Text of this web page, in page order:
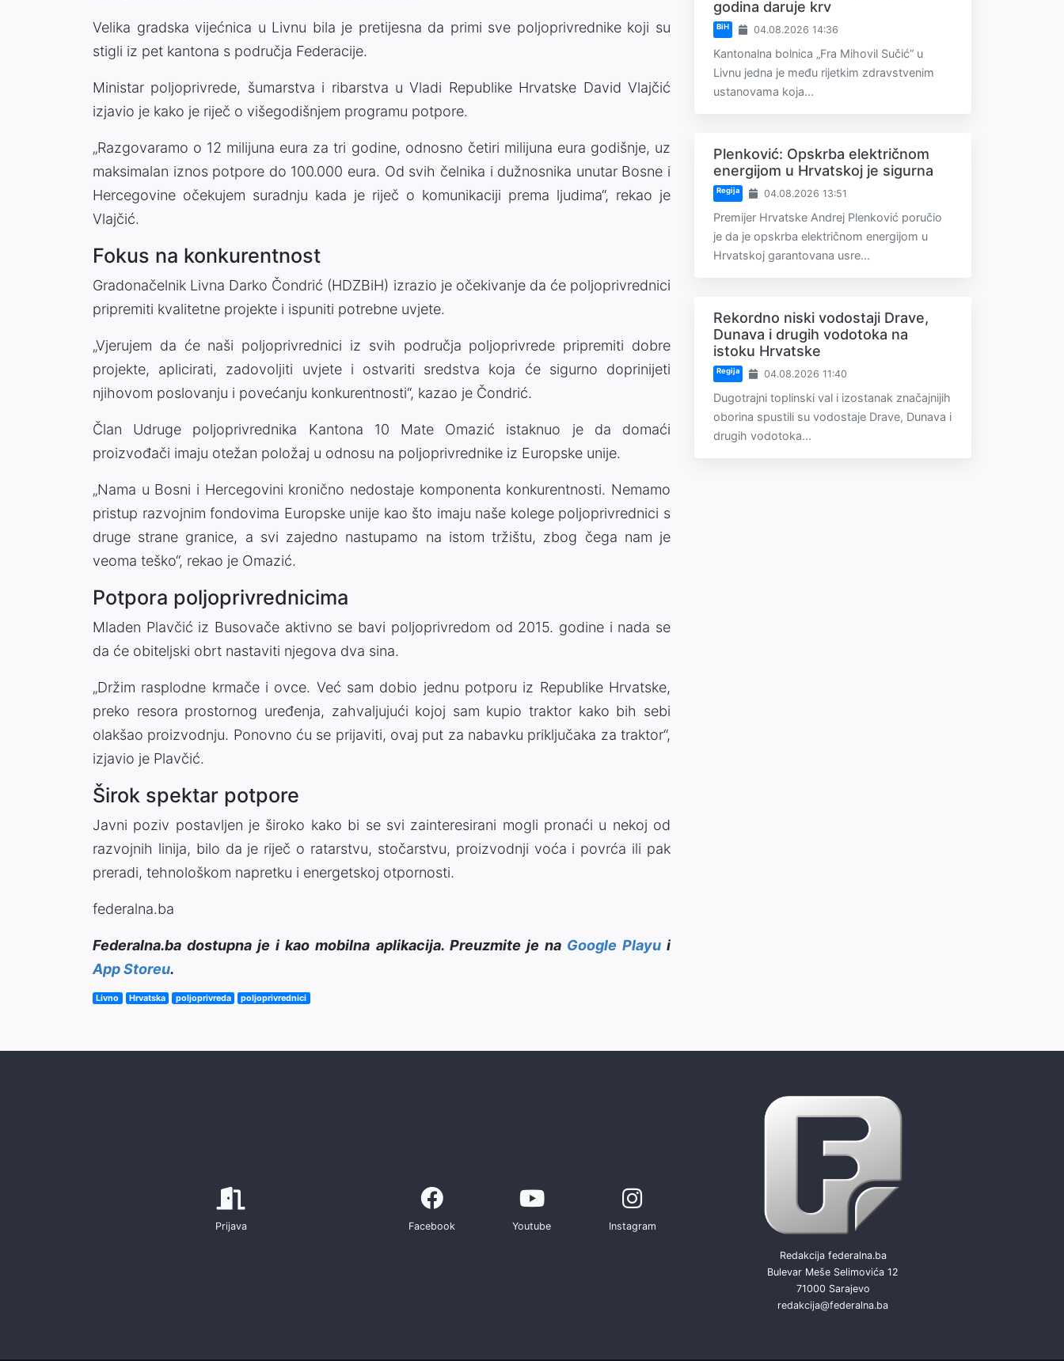
Velika gradska vijećnica u Livnu bila je pretijesna da primi sve poljoprivrednike koji su
stigli iz pet kantona s područja Federacije.
Ministar poljoprivrede, šumarstva i ribarstva u Vladi Republike Hrvatske David Vlajčić
izjavio je kako je riječ o višegodišnjem programu potpore.
„Razgovaramo o 12 milijuna eura za tri godine, odnosno četiri milijuna eura godišnje, uz
maksimalan iznos potpore do 100.000 eura. Od svih čelnika i dužnosnika unutar Bosne i
Hercegovine očekujem suradnju kada je riječ o komunikaciji prema ljudima“, rekao je
Vlajčić.
Fokus na konkurentnost
Gradonačelnik Livna Darko Čondrić (HDZBiH) izrazio je očekivanje da će poljoprivrednici
pripremiti kvalitetne projekte i ispuniti potrebne uvjete.
„Vjerujem da će naši poljoprivrednici iz svih područja poljoprivrede pripremiti dobre
projekte, aplicirati, zadovoljiti uvjete i ostvariti sredstva koja će sigurno doprinijeti
njihovom poslovanju i povećanju konkurentnosti“, kazao je Čondrić.
Član Udruge poljoprivrednika Kantona 10 Mate Omazić istaknuo je da domaći
proizvođači imaju otežan položaj u odnosu na poljoprivrednike iz Europske unije.
„Nama u Bosni i Hercegovini kronično nedostaje komponenta konkurentnosti. Nemamo
pristup razvojnim fondovima Europske unije kao što imaju naše kolege poljoprivrednici s
druge strane granice, a svi zajedno nastupamo na istom tržištu, zbog čega nam je
veoma teško“, rekao je Omazić.
Potpora poljoprivrednicima
Mladen Plavčić iz Busovače aktivno se bavi poljoprivredom od 2015. godine i nada se
da će obiteljski obrt nastaviti njegova dva sina.
„Držim rasplodne krmače i ovce. Već sam dobio jednu potporu iz Republike Hrvatske,
preko resora prostornog uređenja, zahvaljujući kojoj sam kupio traktor kako bih sebi
olakšao proizvodnju. Ponovno ću se prijaviti, ovaj put za nabavku priključaka za traktor“,
izjavio je Plavčić.
Širok spektar potpore
Javni poziv postavljen je široko kako bi se svi zainteresirani mogli pronaći u nekoj od
razvojnih linija, bilo da je riječ o ratarstvu, stočarstvu, proizvodnji voća i povrća ili pak
preradi, tehnološkom napretku i energetskoj otpornosti.
federalna.ba
Federalna.ba dostupna je i kao mobilna aplikacija. Preuzmite je na Google Playui
App Storeu.
Livno Hrvatska poljoprivreda poljoprivrednici
godina daruje krv
BiH 04.08.2026 14:36
Kantonalna bolnica „Fra Mihovil Sučić“ u
Livnu jedna je među rijetkim zdravstvenim
ustanovama koja...
Plenković: Opskrba električnom
energijom u Hrvatskoj je sigurna
Regija 04.08.2026 13:51
Premijer Hrvatske Andrej Plenković poručio
je da je opskrba električnom energijom u
Hrvatskoj garantovana usre...
Rekordno niski vodostaji Drave,
Dunava i drugih vodotoka na
istoku Hrvatske
Regija 04.08.2026 11:40
Dugotrajni toplinski val i izostanak značajnijih
oborina spustili su vodostaje Drave, Dunava i
drugih vodotoka...
Prijava Facebook Youtube Instagram
Redakcija federalna.ba
Bulevar Meše Selimovića 12
71000 Sarajevo
redakcija@federalna.ba